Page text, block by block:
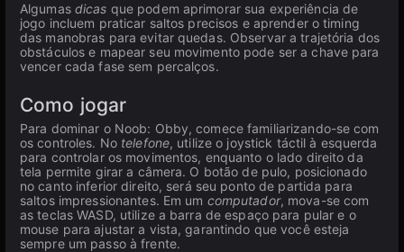
Algumas dicas que podem aprimorar sua experiência de
jogo incluem praticar saltos precisos e aprender o timing
das manobras para evitar quedas. Observar a trajetória dos
obstáculos e mapear seu movimento pode ser a chave para
vencer cada fase sem percalços.
Como jogar
Para dominar o Noob: Obby, comece familiarizando-se com
os controles. No telefone, utilize o joystick táctil à esquerda
para controlar os movimentos, enquanto o lado direito da
tela permite girar a câmera. O botão de pulo, posicionado
no canto inferior direito, será seu ponto de partida para
saltos impressionantes. Em um computador, mova-se com
as teclas WASD, utilize a barra de espaço para pular e o
mouse para ajustar a vista, garantindo que você esteja
sempre um passo à frente.